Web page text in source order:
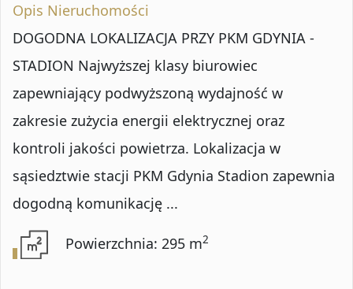
Opis Nieruchomości
DOGODNA LOKALIZACJA PRZY PKM GDYNIA -
STADION Najwyższej klasy biurowiec
zapewniający podwyższoną wydajność w
zakresie zużycia energii elektrycznej oraz
kontroli jakości powietrza. Lokalizacja w
sąsiedztwie stacji PKM Gdynia Stadion zapewnia
dogodną komunikację ...
Powierzchnia: 295 m2